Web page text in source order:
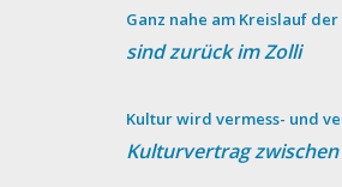
Ganz nahe am Kreislauf
sind zurück im Zolli
Kultur wird vermess- und
Kulturvertrag